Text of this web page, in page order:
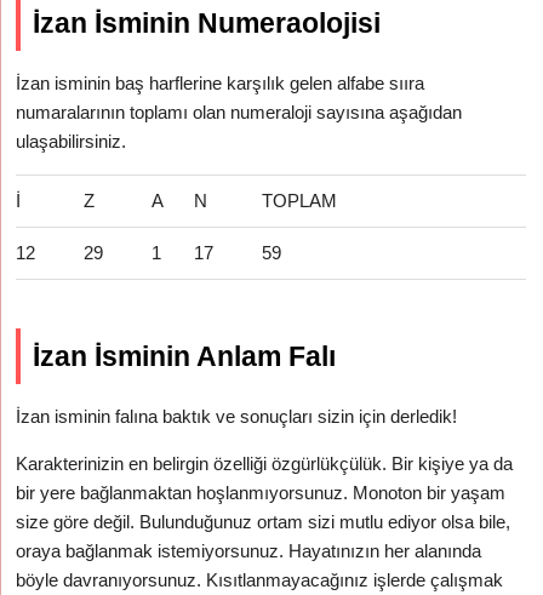
İzan İsminin Numeraolojisi
İzan isminin baş harflerine karşılık gelen alfabe sııra
numaralarının toplamı olan numeraloji sayısına aşağıdan
ulaşabilirsiniz.
İ Z A N TOPLAM
12 29 1 17 59
İzan İsminin Anlam Falı
İzan isminin falına baktık ve sonuçları sizin için derledik!
Karakterinizin en belirgin özelliği özgürlükçülük. Bir kişiye ya da
bir yere bağlanmaktan hoşlanmıyorsunuz. Monoton bir yaşam
size göre değil. Bulunduğunuz ortam sizi mutlu ediyor olsa bile,
oraya bağlanmak istemiyorsunuz. Hayatınızın her alanında
böyle davranıyorsunuz. Kısıtlanmayacağınız işlerde çalışmak